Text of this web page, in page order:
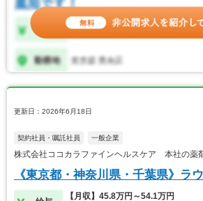
更新日：2026年6月18日
契約社員・嘱託社員 一般企業
株式会社ココカラファインヘルスケア 本社の薬
《東京都・神奈川県・千葉県》ラ
【月収】45.8万円～54.1万円